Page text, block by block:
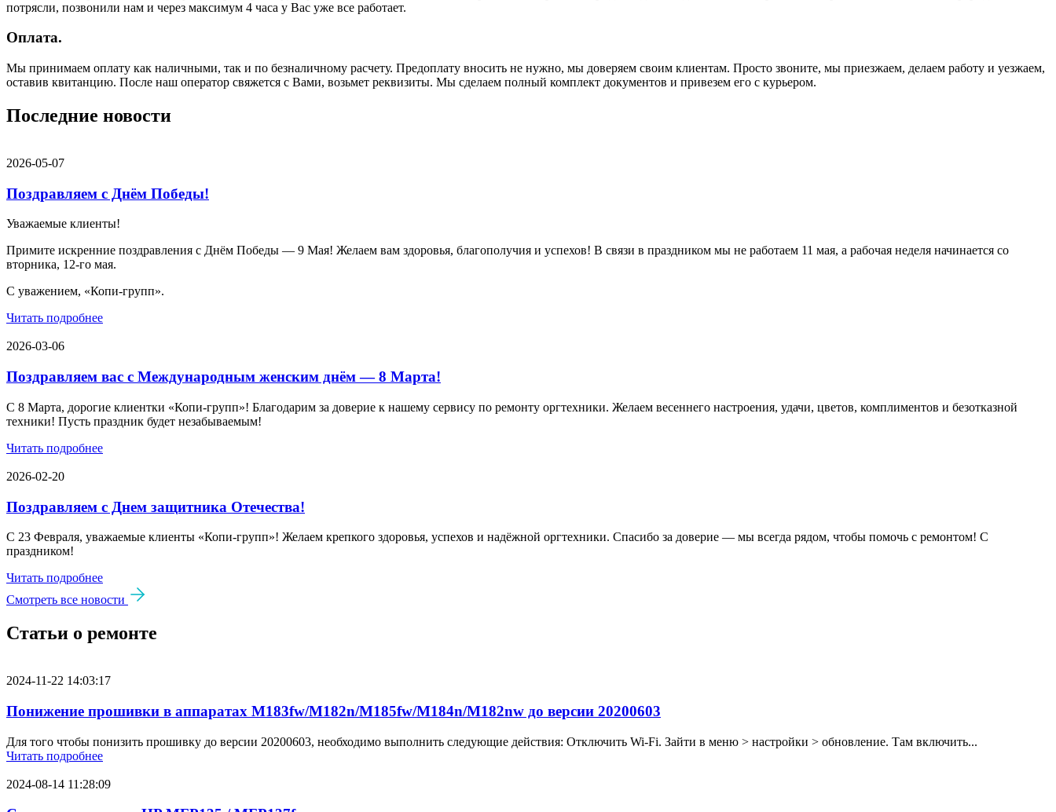
потрясли, позвонили нам и через максимум 4 часа у Вас уже все работает.
Оплата.
Мы принимаем оплату как наличными, так и по безналичному расчету. Предоплату вносить не нужно, мы доверяем своим клиентам. Просто звоните, мы приезжаем, делаем работу и уезжаем,
оставив квитанцию. После наш оператор свяжется с Вами, возьмет реквизиты. Мы сделаем полный комплект документов и привезем его с курьером.
Последние новости
2026-05-07
Поздравляем с Днём Победы!
Уважаемые клиенты!
Примите искренние поздравления с Днём Победы — 9 Мая! Желаем вам здоровья, благополучия и успехов! В связи в праздником мы не работаем 11 мая, а рабочая неделя начинается со
вторника, 12-го мая.
С уважением, «Копи-групп».
Читать подробнее
2026-03-06
Поздравляем вас с Международным женским днём — 8 Марта!
С 8 Марта, дорогие клиентки «Копи‑групп»! Благодарим за доверие к нашему сервису по ремонту оргтехники. Желаем весеннего настроения, удачи, цветов, комплиментов и безотказной
техники! Пусть праздник будет незабываемым!
Читать подробнее
2026-02-20
Поздравляем с Днем защитника Отечества!
С 23 Февраля, уважаемые клиенты «Копи‑групп»! Желаем крепкого здоровья, успехов и надёжной оргтехники. Спасибо за доверие — мы всегда рядом, чтобы помочь с ремонтом! С
праздником!
Читать подробнее
Смотреть все новости
Статьи о ремонте
2024-11-22 14:03:17
Понижение прошивки в аппаратах M183fw/M182n/M185fw/M184n/M182nw до версии 20200603
Для того чтобы понизить прошивку до версии 20200603, необходимо выполнить следующие действия: Отключить Wi-Fi. Зайти в меню > настройки > обновление. Там включить...
Читать подробнее
2024-08-14 11:28:09